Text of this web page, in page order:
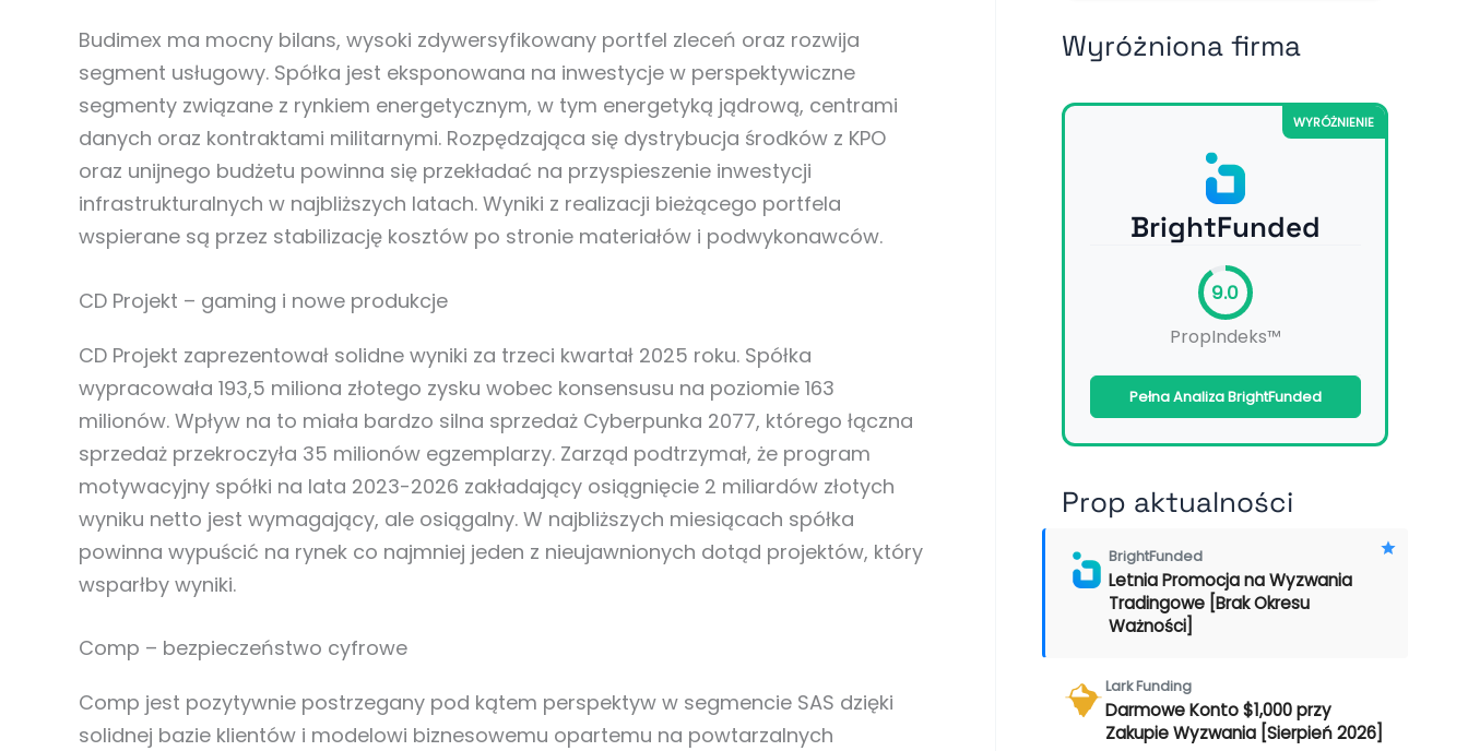
Budimex ma mocny bilans, wysoki zdywersyfikowany portfel zleceń oraz rozwija
segment usługowy. Spółka jest eksponowana na inwestycje w perspektywiczne
segmenty związane z rynkiem energetycznym, w tym energetyką jądrową, centrami
danych oraz kontraktami militarnymi. Rozpędzająca się dystrybucja środków z KPO
oraz unijnego budżetu powinna się przekładać na przyspieszenie inwestycji
infrastrukturalnych w najbliższych latach. Wyniki z realizacji bieżącego portfela
wspierane są przez stabilizację kosztów po stronie materiałów i podwykonawców.
CD Projekt – gaming i nowe produkcje
CD Projekt zaprezentował solidne wyniki za trzeci kwartał 2025 roku. Spółka
wypracowała 193,5 miliona złotego zysku wobec konsensusu na poziomie 163
milionów. Wpływ na to miała bardzo silna sprzedaż Cyberpunka 2077, którego łączna
sprzedaż przekroczyła 35 milionów egzemplarzy. Zarząd podtrzymał, że program
motywacyjny spółki na lata 2023-2026 zakładający osiągnięcie 2 miliardów złotych
wyniku netto jest wymagający, ale osiągalny. W najbliższych miesiącach spółka
powinna wypuścić na rynek co najmniej jeden z nieujawnionych dotąd projektów, który
wsparłby wyniki.
Comp – bezpieczeństwo cyfrowe
Comp jest pozytywnie postrzegany pod kątem perspektyw w segmencie SAS dzięki
solidnej bazie klientów i modelowi biznesowemu opartemu na powtarzalnych
Wyróżniona firma
WYRÓŻNIENIE
BrightFunded
9.0
PropIndeks™
Pełna Analiza BrightFunded
Prop aktualności
BrightFunded
Letnia Promocja na Wyzwania
Tradingowe [Brak Okresu
Ważności]
Lark Funding
Darmowe Konto $1,000 przy
Zakupie Wyzwania [Sierpień 2026]